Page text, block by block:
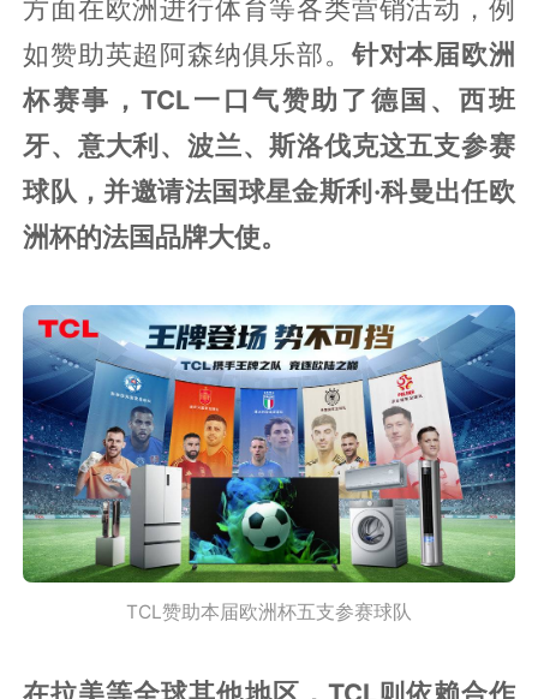
方面在欧洲进行体育等各类营销活动，例
如赞助英超阿森纳俱乐部。针对本届欧洲
杯赛事，TCL一口气赞助了德国、西班
牙、意大利、波兰、斯洛伐克这五支参赛
球队，并邀请法国球星金斯利·科曼出任欧
洲杯的法国品牌大使。
TCL赞助本届欧洲杯五支参赛球队